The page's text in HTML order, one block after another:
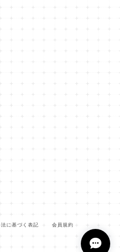
に基づく表記 会員規約